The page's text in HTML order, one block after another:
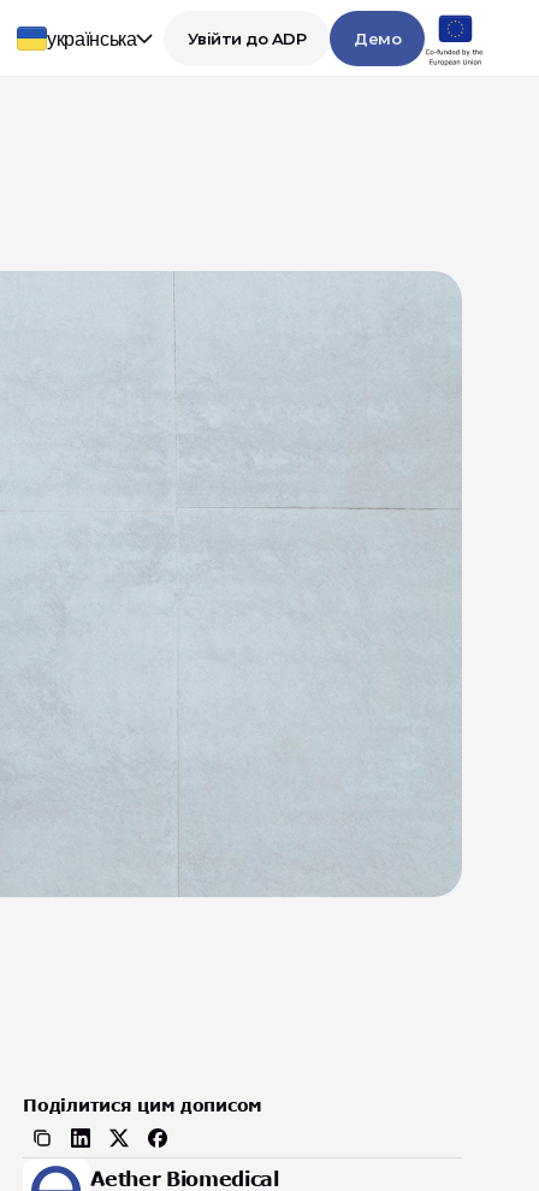
українська Увійти до ADP Демо
Поділитися цим дописом
Aether Biomedical